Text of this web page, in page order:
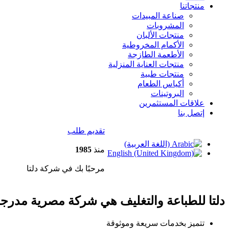
منتجاتنا
صناعة المبيدات
المشروبات
منتجات الألبان
الأكمام المخروطية
الأطعمة الطازجة
منتجات العناية المنزلية
منتجات طبية
أكياس الطعام
البروتينات
علاقات المستثمرين
إتصل بنا
تقديم طلب
منذ 1985
مرحبًا بك في شركة دلتا
دلتا للطباعة والتغليف هي شركة مصرية
تتميز بخدمات سريعة وموثوقة